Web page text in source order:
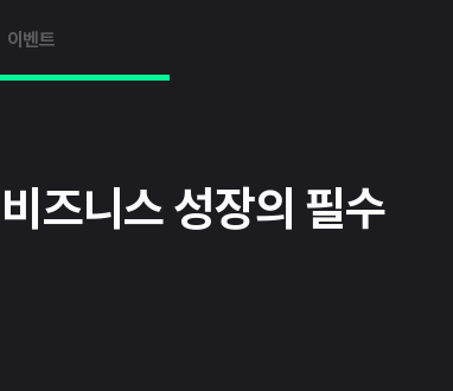
이벤트
즈니스 성장의 필수